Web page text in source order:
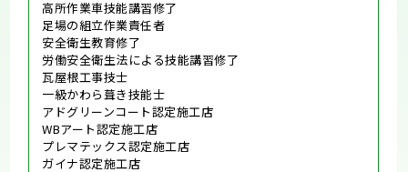
高所作業車技能講習修了
足場の組立作業責任者
安全衛生教育修了
労働安全衛生法による技能講習修了
瓦屋根工事技士
一級かわら葺き技能士
アドグリーンコート認定施工店
WBアート認定施工店
プレマテックス認定施工店
ガイナ認定施工店